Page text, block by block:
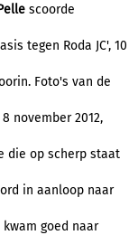
scoorde
tegen Roda JC', 10
Foto's van de
november 2012,
die op scherp staat
in aanloop naar
kwam goed naar